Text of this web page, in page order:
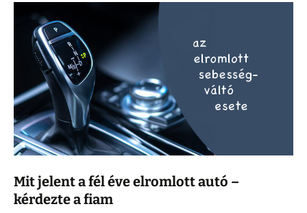
Mit jelent a fél éve elromlott autó –
kérdezte a fiam